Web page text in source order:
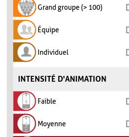
Grand groupe (> 100)
Équipe
Individuel
INTENSITÉ D'ANIMATION
Faible
Moyenne